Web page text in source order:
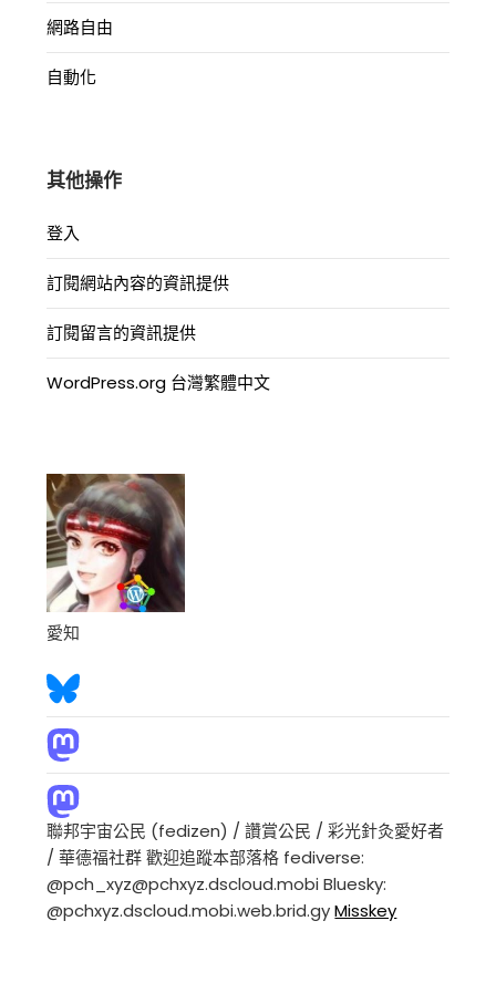
網路自由
自動化
其他操作
登入
訂閱網站內容的資訊提供
訂閱留言的資訊提供
WordPress.org 台灣繁體中文
愛知
聯邦宇宙公民 (fedizen) / 讚賞公民 / 彩光針灸愛好者
/ 華德福社群 歡迎追蹤本部落格 fediverse:
@pch_xyz@pchxyz.dscloud.mobi Bluesky:
@pchxyz.dscloud.mobi.web.brid.gyMisskey